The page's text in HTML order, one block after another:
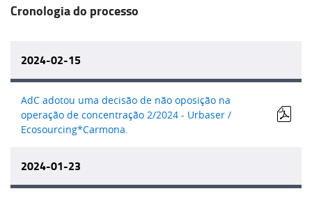
Cronologia do processo
2024-02-15
AdC adotou uma decisão de não oposição na
operação de concentração 2/2024 - Urbaser /
Ecosourcing*Carmona.
2024-01-23